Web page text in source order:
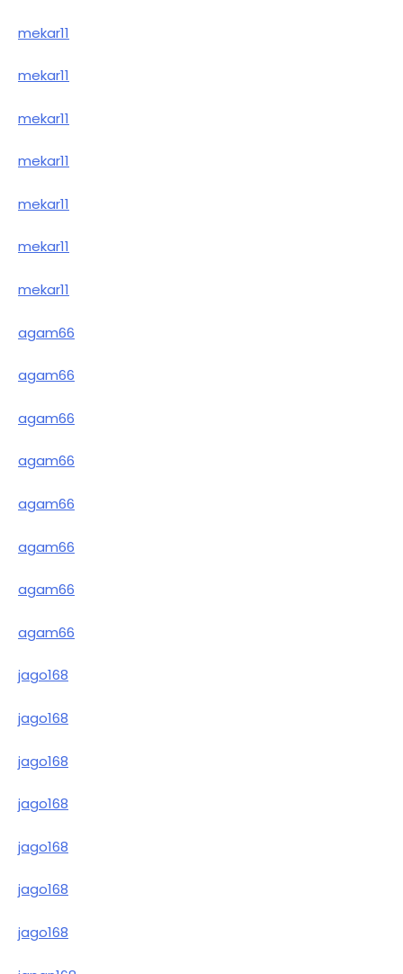
mekar11
mekar11
mekar11
mekar11
mekar11
mekar11
mekar11
agam66
agam66
agam66
agam66
agam66
agam66
agam66
agam66
jago168
jago168
jago168
jago168
jago168
jago168
jago168